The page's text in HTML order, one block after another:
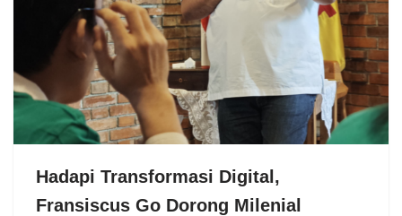
Hadapi Transformasi Digital,
Fransiscus Go Dorong Milenial